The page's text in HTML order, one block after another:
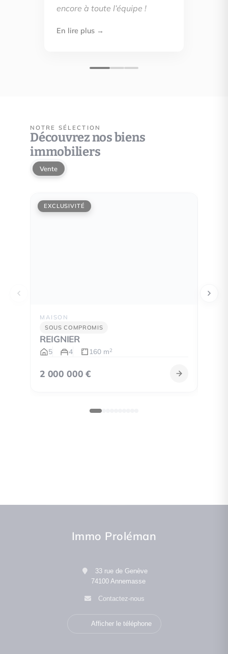
encore à toute l’équipe !
En lire plus →
NOTRE SÉLECTION
Découvrez nos biens
immobiliers
Vente
EXCLUSIVITÉ
MAISON
SOUS COMPROMIS
REIGNIER
5 4 160 m2
2 000 000 €
Immo Proléman
33 rue de Genève
74100 Annemasse
Contactez-nous
Afficher le téléphone